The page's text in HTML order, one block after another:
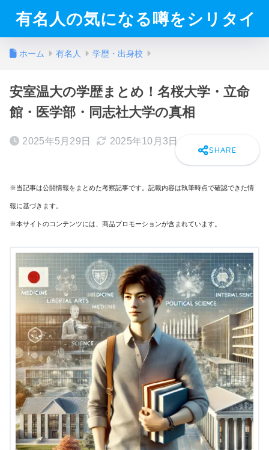
有名人の気になる噂をシリタイ
ホーム 有名人 学歴・出身校
安室温大の学歴まとめ！名桜大学・立命
館・医学部・同志社大学の真相
2025年5月29日 2025年10月3日
※当記事は公開情報をまとめた考察記事です。記載内容は執筆時点で確認できた情
報に基づきます。
※本サイトのコンテンツには、商品プロモーションが含まれています。